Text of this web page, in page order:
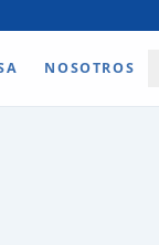
NOSOTROS